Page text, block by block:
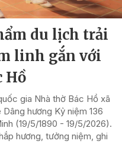
du lịch trải
linh gắn với
Hồ
gia Nhà thờ Bác Hồ xã
hương Kỷ niệm 136
(19/5/1890 - 19/5/2026).
hương, tưởng niệm, ghi